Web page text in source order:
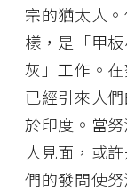
宗的猶太人
樣，是「甲
灰」工作。
已經引來人
於印度。當
人見面，或
們的發問使